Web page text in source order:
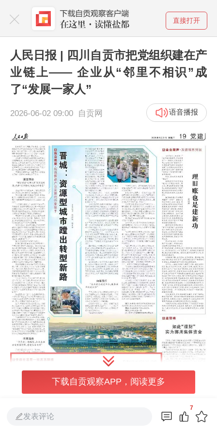
直接打开
人民日报 | 四川自贡市把党组织建在产
业链上—— 企业从“邻里不相识”成
了“发展一家人”
2026-06-02 09:00 自贡网 语音播报
《人民日报》（2026年6月2日 第 19 版）
下载自贡观察APP，阅读更多
发表评论
7